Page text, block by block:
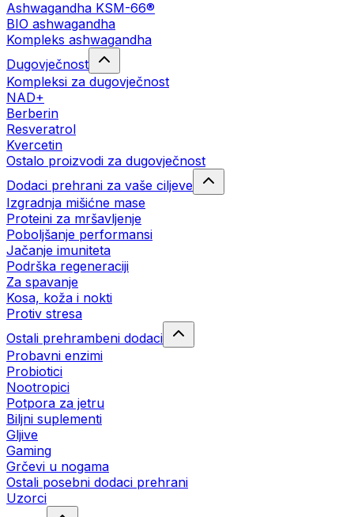
Ashwagandha KSM-66®
BIO ashwagandha
Kompleks ashwagandha
Dugovječnost
Kompleksi za dugovječnost
NAD+
Berberin
Resveratrol
Kvercetin
Ostalo proizvodi za dugovječnost
Dodaci prehrani za vaše ciljeve
Izgradnja mišićne mase
Proteini za mršavljenje
Poboljšanje performansi
Jačanje imuniteta
Podrška regeneraciji
Za spavanje
Kosa, koža i nokti
Protiv stresa
Ostali prehrambeni dodaci
Probavni enzimi
Probiotici
Nootropici
Potpora za jetru
Biljni suplementi
Gljive
Gaming
Grčevi u nogama
Ostali posebni dodaci prehrani
Uzorci